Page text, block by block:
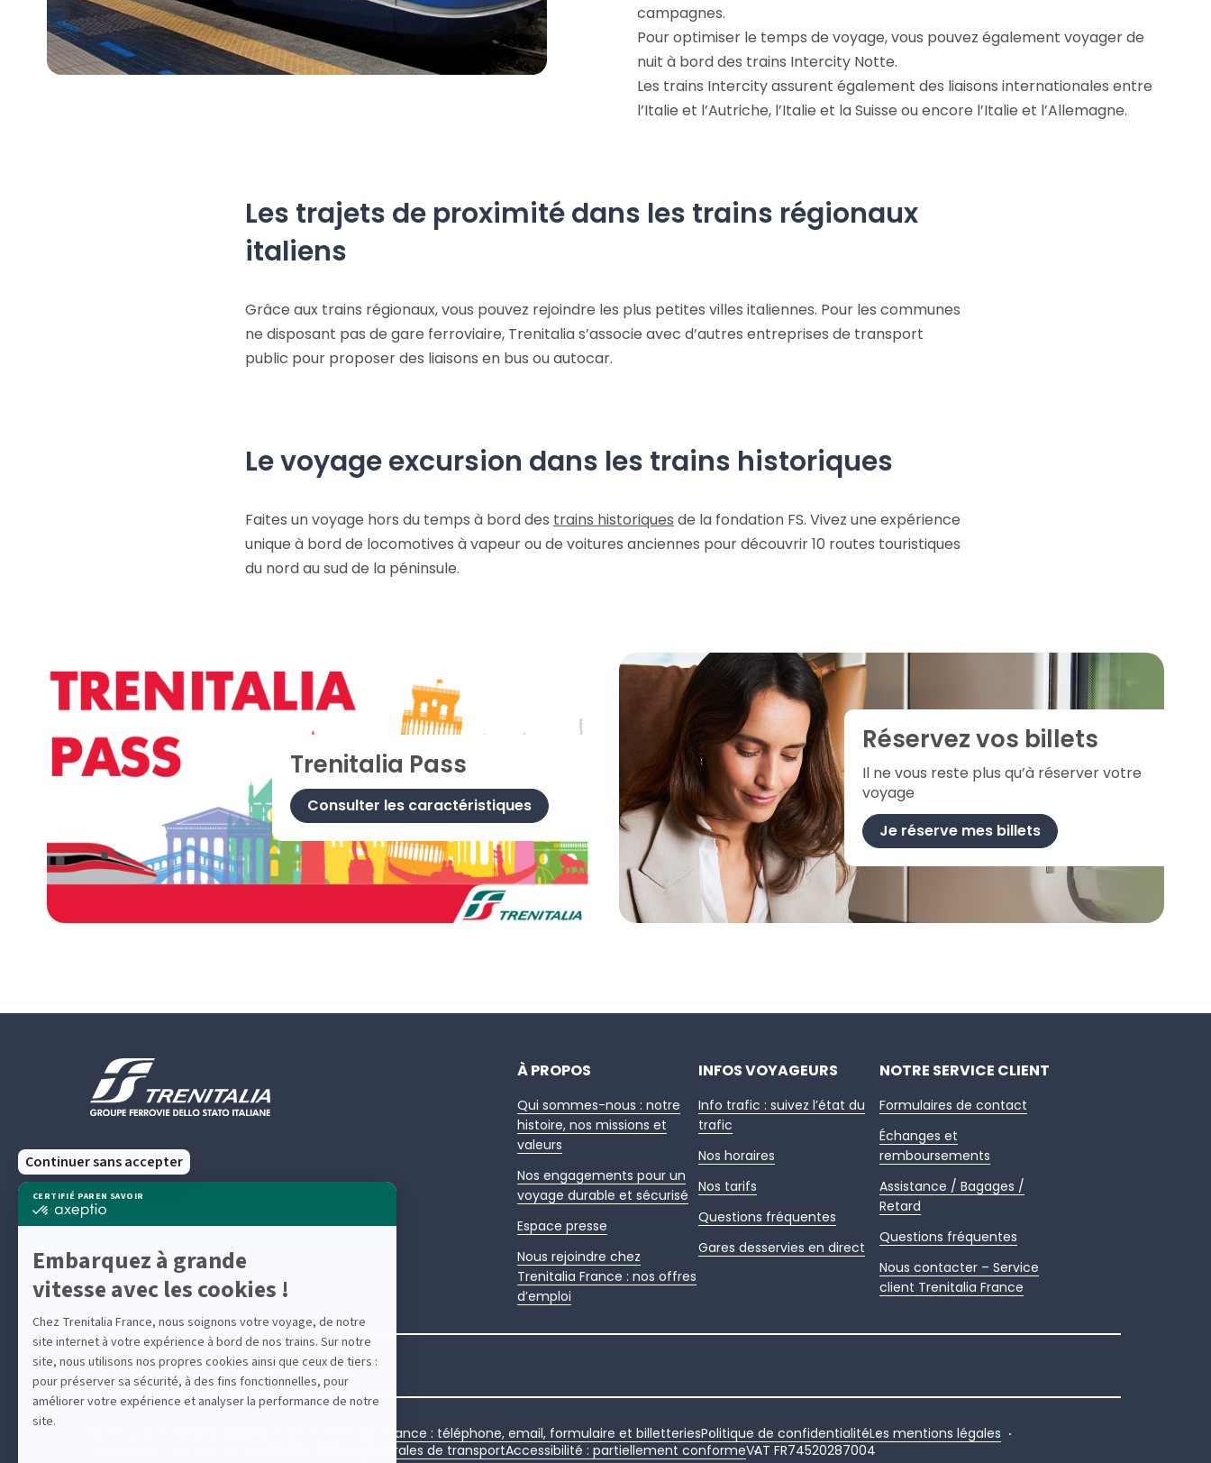
campagnes.
Pour optimiser le temps de voyage, vous pouvez également voyager de
nuit à bord des trains Intercity Notte.
Les trains Intercity assurent également des liaisons internationales entre
l’Italie et l’Autriche, l’Italie et la Suisse ou encore l’Italie et l’Allemagne.
Les trajets de proximité dans les trains régionaux
italiens
Grâce aux trains régionaux, vous pouvez rejoindre les plus petites villes italiennes. Pour les communes
ne disposant pas de gare ferroviaire, Trenitalia s’associe avec d’autres entreprises de transport
public pour proposer des liaisons en bus ou autocar.
Le voyage excursion dans les trains historiques
Faites un voyage hors du temps à bord des trains historiques de la fondation FS. Vivez une expérience
unique à bord de locomotives à vapeur ou de voitures anciennes pour découvrir 10 routes touristiques
du nord au sud de la péninsule.
Trenitalia Pass
Consulter les caractéristiques
Réservez vos billets
Il ne vous reste plus qu’à réserver votre
voyage
Je réserve mes billets
À PROPOS
Qui sommes-nous : notre
histoire, nos missions et
valeurs
Nos engagements pour un
voyage durable et sécurisé
Espace presse
Nous rejoindre chez
Trenitalia France : nos offres
d’emploi
INFOS VOYAGEURS
Info trafic : suivez l’état du
trafic
Nos horaires
Nos tarifs
Questions fréquentes
Gares desservies en direct
NOTRE SERVICE CLIENT
Formulaires de contact
Échanges et
remboursements
Assistance / Bagages /
Retard
Questions fréquentes
Nous contacter – Service
client Trenitalia France
Suivez-nous
Contacter Trenitalia France : téléphone, email, formulaire et billetteriesPolitique de confidentialitéLes mentions légales
Conditions générales de transportAccessibilité : partiellement conformeVAT FR74520287004